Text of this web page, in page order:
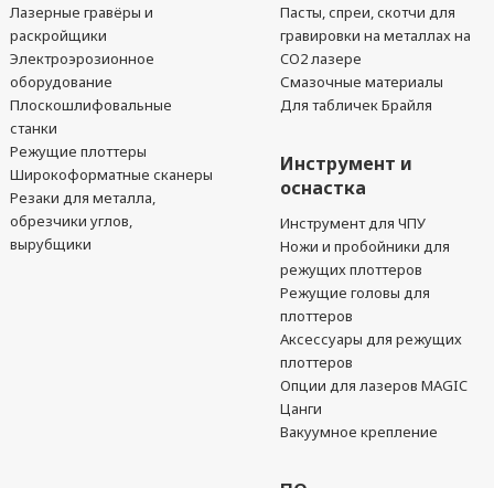
Лазерные гравёры и
раскройщики
Электроэрозионное
оборудование
Плоскошлифовальные
станки
Режущие плоттеры
Широкоформатные сканеры
Резаки для металла,
обрезчики углов,
вырубщики
Пасты, спреи, скотчи для
гравировки на металлах на
CO2 лазере
Смазочные материалы
Для табличек Брайля
Инструмент и
оснастка
Инструмент для ЧПУ
Ножи и пробойники для
режущих плоттеров
Режущие головы для
плоттеров
Аксессуары для режущих
плоттеров
Опции для лазеров MAGIC
Цанги
Вакуумное крепление